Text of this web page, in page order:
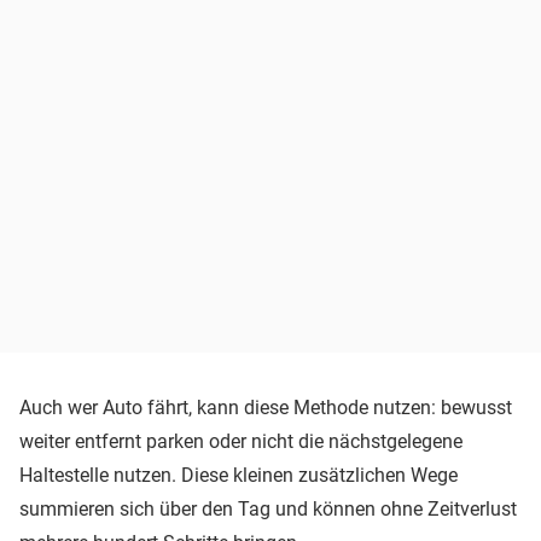
Auch wer Auto fährt, kann diese Methode nutzen: bewusst
weiter entfernt parken oder nicht die nächstgelegene
Haltestelle nutzen. Diese kleinen zusätzlichen Wege
summieren sich über den Tag und können ohne Zeitverlust